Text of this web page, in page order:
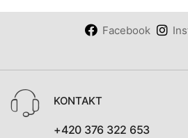
Facebook
KONTAKT
+420 376 322 653